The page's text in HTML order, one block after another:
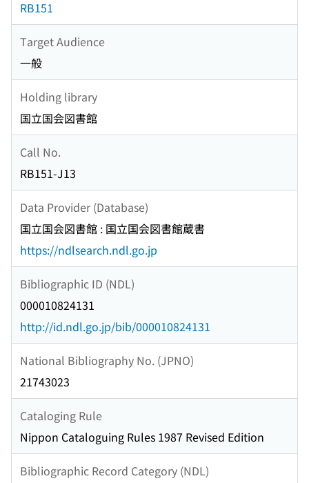
RB151
Target Audience
一般
Holding library
国立国会図書館
Call No.
RB151-J13
Data Provider (Database)
国立国会図書館 : 国立国会図書館蔵書
https://ndlsearch.ndl.go.jp
Bibliographic ID (NDL)
000010824131
http://id.ndl.go.jp/bib/000010824131
National Bibliography No. (JPNO)
21743023
Cataloging Rule
Nippon Cataloguing Rules 1987 Revised Edition
Bibliographic Record Category (NDL)